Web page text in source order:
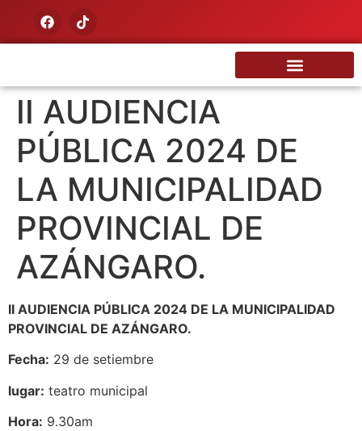
II AUDIENCIA
PÚBLICA 2024 DE
LA MUNICIPALIDAD
PROVINCIAL DE
AZÁNGARO.
II AUDIENCIA PÚBLICA 2024 DE LA MUNICIPALIDAD
PROVINCIAL DE AZÁNGARO.
Fecha: 29 de setiembre
lugar: teatro municipal
Hora: 9.30am